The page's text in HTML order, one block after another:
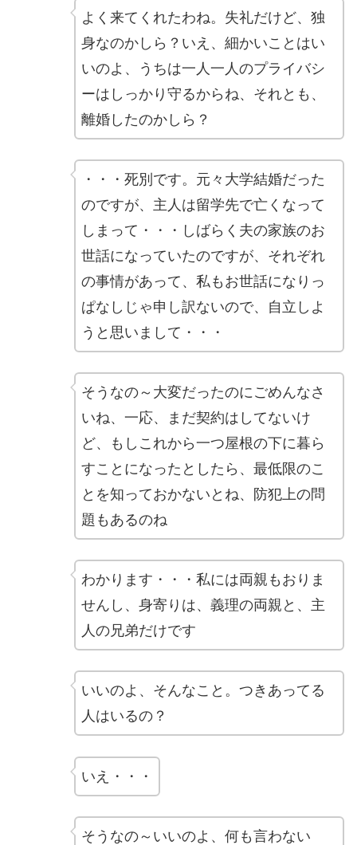
よく来てくれたわね。失礼だけど、独
身なのかしら？いえ、細かいことはい
いのよ、うちは一人一人のプライバシ
ーはしっかり守るからね、それとも、
離婚したのかしら？
・・・死別です。元々大学結婚だった
のですが、主人は留学先で亡くなって
しまって・・・しばらく夫の家族のお
世話になっていたのですが、それぞれ
の事情があって、私もお世話になりっ
ぱなしじゃ申し訳ないので、自立しよ
うと思いまして・・・
そうなの～大変だったのにごめんなさ
いね、一応、まだ契約はしてないけ
ど、もしこれから一つ屋根の下に暮ら
すことになったとしたら、最低限のこ
とを知っておかないとね、防犯上の問
題もあるのね
わかります・・・私には両親もおりま
せんし、身寄りは、義理の両親と、主
人の兄弟だけです
いいのよ、そんなこと。つきあってる
人はいるの？
いえ・・・
そうなの～いいのよ、何も言わない